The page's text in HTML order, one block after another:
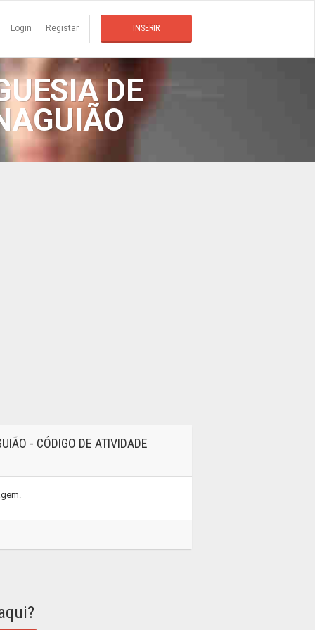
Login Registar INSERIR
DE
- CÓDIGO DE ATIVIDADE